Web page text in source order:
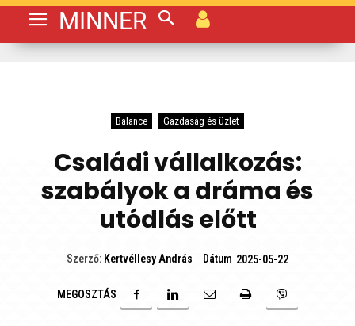
MINNER
Balance Gazdaság és üzlet
Családi vállalkozás:
szabályok a dráma és
utódlás előtt
Szerző: Kertvéllesy András Dátum 2025-05-22
MEGOSZTÁS